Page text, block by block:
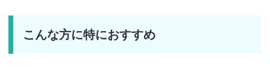
こんな方に特におすすめ